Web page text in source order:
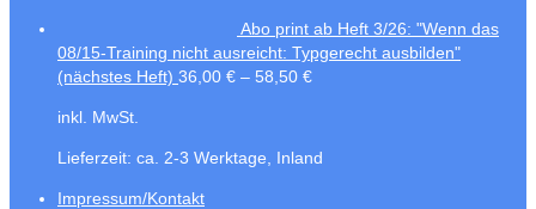
Abo print ab Heft 3/26: "Wenn das
08/15-Training nicht ausreicht: Typgerecht ausbilden"
(nächstes Heft) 36,00 € – 58,50 €
inkl. MwSt.
Lieferzeit: ca. 2-3 Werktage, Inland
Impressum/Kontakt